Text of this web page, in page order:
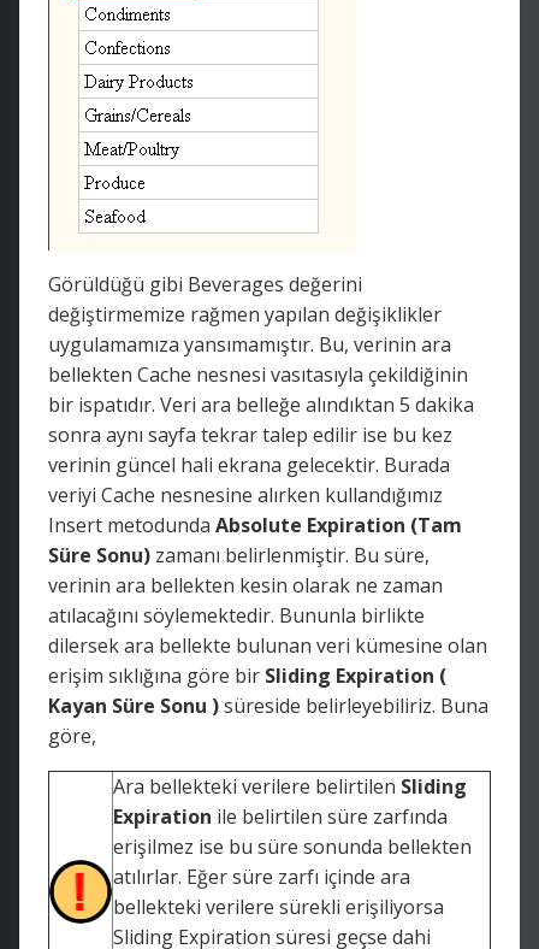
Görüldüğü gibi Beverages değerini
değiştirmemize rağmen yapılan değişiklikler
uygulamamıza yansımamıştır. Bu, verinin ara
bellekten Cache nesnesi vasıtasıyla çekildiğinin
bir ispatıdır. Veri ara belleğe alındıktan 5 dakika
sonra aynı sayfa tekrar talep edilir ise bu kez
verinin güncel hali ekrana gelecektir. Burada
veriyi Cache nesnesine alırken kullandığımız
Insert metodunda Absolute Expiration (Tam
Süre Sonu) zamanı belirlenmiştir. Bu süre,
verinin ara bellekten kesin olarak ne zaman
atılacağını söylemektedir. Bununla birlikte
dilersek ara bellekte bulunan veri kümesine olan
erişim sıklığına göre bir Sliding Expiration (
Kayan Süre Sonu )süreside belirleyebiliriz. Buna
göre,
Ara bellekteki verilere belirtilen Sliding
Expiration ile belirtilen süre zarfında
erişilmez ise bu süre sonunda bellekten
atılırlar. Eğer süre zarfı içinde ara
bellekteki verilere sürekli erişiliyorsa
Sliding Expiration süresi geçse dahi